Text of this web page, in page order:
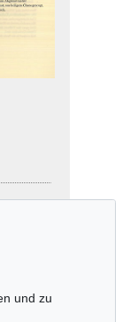
und zu